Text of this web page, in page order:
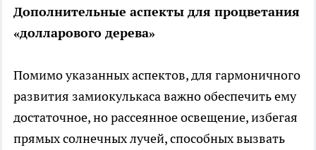
Дополнительные аспекты для процветания
«долларового дерева»
Помимо указанных аспектов, для гармоничного
развития замиокулькаса важно обеспечить ему
достаточное, но рассеянное освещение, избегая
прямых солнечных лучей, способных вызвать